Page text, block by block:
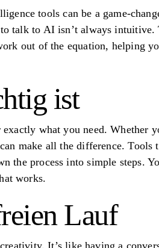
tools can be a game-
talk to AI isn’t always intuitive.
out of the equation, helping
ist
what you need. Whether
make all the difference. Tools
the process into simple steps.
works.
Lauf
It’s like having a